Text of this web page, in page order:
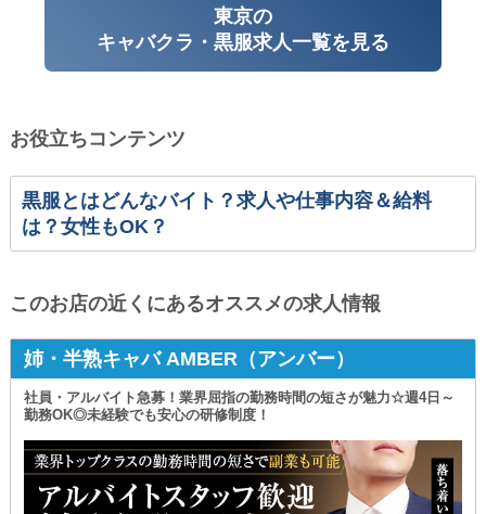
東京の
キャバクラ・黒服求人一覧を見る
お役立ちコンテンツ
黒服とはどんなバイト？求人や仕事内容＆給料
は？女性もOK？
このお店の近くにあるオススメの求人情報
姉・半熟キャバ AMBER（アンバー）
社員・アルバイト急募！業界屈指の勤務時間の短さが魅力☆週4日～
勤務OK◎未経験でも安心の研修制度！